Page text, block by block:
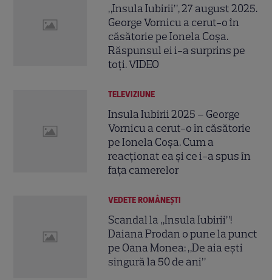
„Insula Iubirii”, 27 august 2025.
George Vornicu a cerut-o în
căsătorie pe Ionela Coșa.
Răspunsul ei i-a surprins pe
toți. VIDEO
TELEVIZIUNE
Insula Iubirii 2025 – George
Vornicu a cerut-o în căsătorie
pe Ionela Coșa. Cum a
reacționat ea și ce i-a spus în
fața camerelor
VEDETE ROMÂNEŞTI
Scandal la „Insula Iubirii”!
Daiana Prodan o pune la punct
pe Oana Monea: „De aia ești
singură la 50 de ani”